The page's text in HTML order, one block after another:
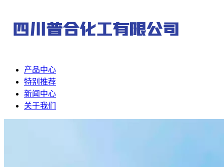
产品中心
特别推荐
新闻中心
关于我们